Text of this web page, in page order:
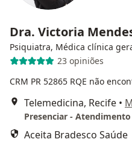
Dra. Victoria
Psiquiatra, Médica clínica
23 opiniões
CRM PR 52865 RQE não
Telemedicina, Recife •
Presenciar -
Aceita Bradesco Saúde